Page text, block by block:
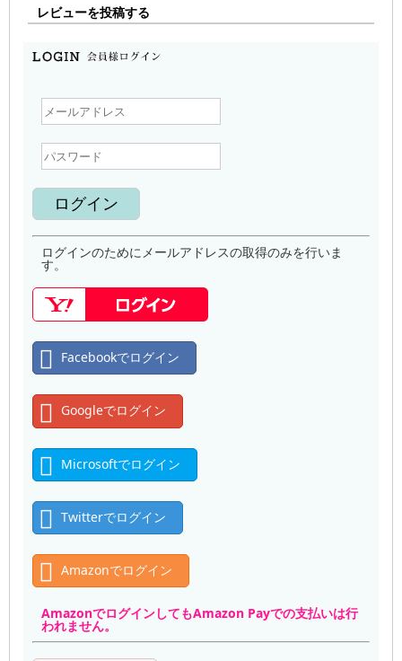
レビューを投稿する
ログインのためにメールアドレスの取得のみを行いま
す。
Facebookでログイン
Googleでログイン
Microsoftでログイン
Twitterでログイン
Amazonでログイン
AmazonでログインしてもAmazon Payでの支払いは行
われません。